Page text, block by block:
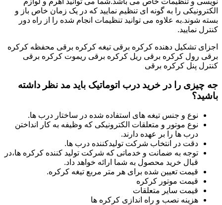
الکترونیکی را به گونه ای تنظیم نمایید که در یک زمان خاص باز و
بسته شوند.به علاوه می توانید تنظیمات انجام شده را از راه دور
کنترل نمایید.
اجزای تشکیل دهنده کرکره برقی تیغه کرکره برقی محفظه کرکره
برقی رول کرکره برقی ریل کرکره برقی ریموت کرکره برقی
کنترل پنل کرکره برقی
جه چیزی را در خرید درب اتوماتیک باید مد نظر داشته
باشید؟
نوع و جنس تیغه های استفاده شده در ساختار درب ها.
نوع موتور و متعلقات الکترونیکی که وظیفه به کار انداختن
درب ها را بر عهده دارند.
دقت در انتخاب شرکت تولیدکننده درب ها.
توجه به ضمانت و خدماتی که شرکت تولید کننده کرکره ها،در
قبال خرید محصول به شما ارائه خواهد داد.
قیمت تعیین شده برای هر متر مربع تیغه کرکره.
قیمت موتور کرکره
قیمت سایر متعلقات
هزینه نصب و راه اندازی کرکره ها